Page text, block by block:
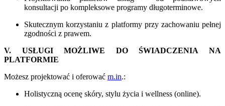
konsultacji po kompleksowe programy długoterminowe.
Skutecznym korzystaniu z platformy przy zachowaniu pełnej
zgodności z prawem.
V. USŁUGI MOŻLIWE DO ŚWIADCZENIA NA
PLATFORMIE
Możesz projektować i oferować m.in.:
Holistyczną ocenę skóry, stylu życia i wellness (online).